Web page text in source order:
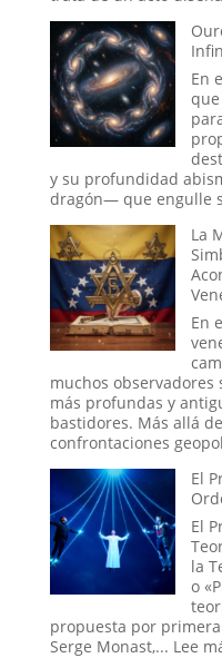
En
y su profundidad
dragón— que engulle
La
En
muchos
más profundas y
bastidores. Más allá
confrontaciones
El
El
la
o
propuesta por
Serge Monast,... Lee